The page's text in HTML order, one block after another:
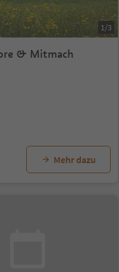
1/3
& Mitmach
Mehr dazu